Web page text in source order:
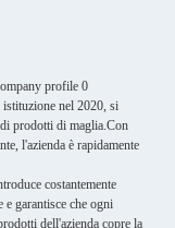
nel 2020, si
prodotti di maglia.Con
l'azienda è rapidamente
costantemente
e garantisce che ogni
dell'azienda copre la